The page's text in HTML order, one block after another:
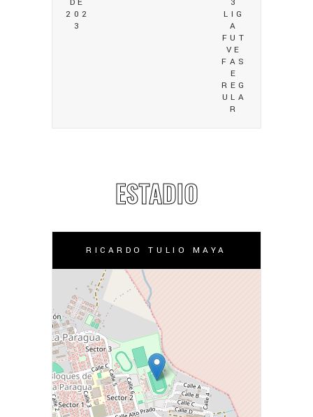
DE
202
3
3
LIG
A
FUT
VE
FAS
E
REG
ULA
R
ESTADIO
RICARDO TULIO MAYA